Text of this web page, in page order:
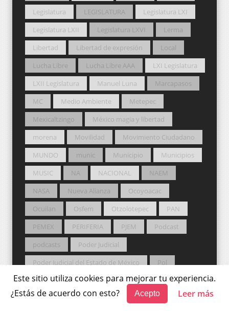
Este sitio utiliza cookies para mejorar tu experiencia.
¿Estás de acuerdo con esto?
Acepto Leer más
Legislatura
LEGISLATURA
Legislatura LXI
Legislatura LXII
Legislatura LXVI
Lerma
Libertad
Libertad de expresión
Local
Lucha Libre
Lucha Libre AAA
LXI Legislatura
LXII Legislatura
Manuel Luna
Marcapasos
MC
Medio Ambiente
Metepec
Mexicaltzingo
México magia y libertad
morena
Movilidad
Movimiento Ciudadano
MUNDO
munic Municipio
Municipios
MUSIC
NA NACIONAL
NAEM
NASA
Nueva Alianza
Ocoyoacac
Ocuilan
Osfem Otzolotepec
PAN
PEMEX
PERIFERIA PJEM
Podcast
podcasts
Poder Judicial
Poder Judicial del Estado de México
Pol
Política
Potros Salvajes
PRD
Premio Nobel
PRI Probosque